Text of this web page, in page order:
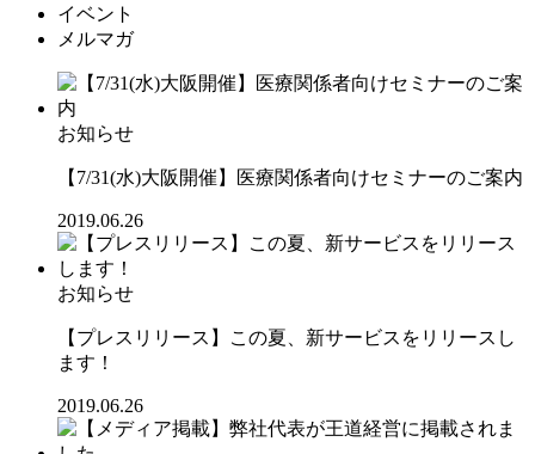
イベント
メルマガ
お知らせ
【7/31(水)大阪開催】医療関係者向けセミナーのご案内
2019.06.26
お知らせ
【プレスリリース】この夏、新サービスをリリースし
ます！
2019.06.26